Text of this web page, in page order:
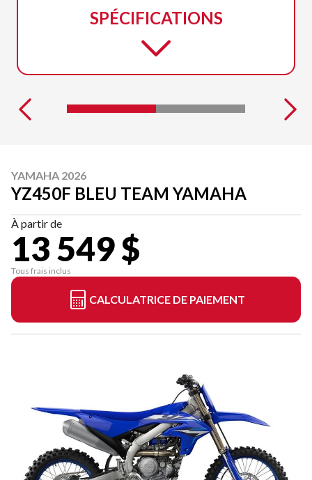
SPÉCIFICATIONS
YAMAHA 2026
YZ450F BLEU TEAM YAMAHA
À partir de
13 549 $
Tous frais inclus
CALCULATRICE DE PAIEMENT